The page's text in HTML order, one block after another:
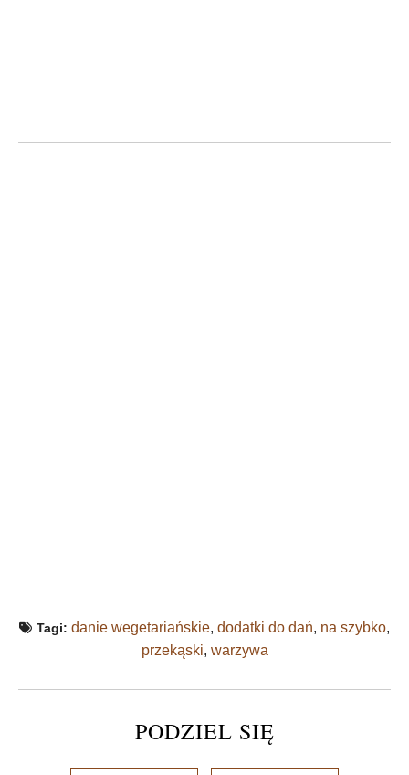
Tagi: danie wegetariańskie, dodatki do dań, na szybko,
przekąski, warzywa
PODZIEL SIĘ